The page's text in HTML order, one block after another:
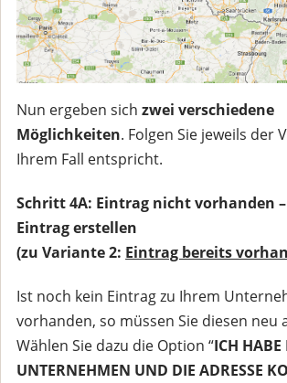
Nun ergeben sichzwei verschiedene
Möglichkeiten. Folgen Sie jeweils der
Ihrem Fall entspricht.
Schritt 4A: Eintrag nicht vorhanden
Eintrag erstellen
(zu Variante 2: Eintrag bereits
Ist noch kein Eintrag zu Ihrem
vorhanden, so müssen Sie diesen neu
Wählen Sie dazu die Option “ICH HABE
UNTERNEHMEN UND DIE ADRESSE